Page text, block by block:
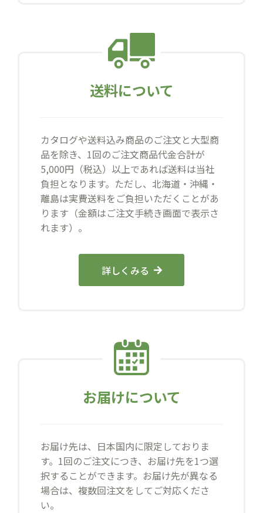
送料について
カタログや送料込み商品のご注文と大型商
品を除き、1回のご注文商品代金合計が
5,000円（税込）以上であれば送料は当社
負担となります。ただし、北海道・沖縄・
離島は実費送料をご負担いただくことがあ
ります（金額はご注文手続き画面で表示さ
れます）。
詳しくみる
お届けについて
お届け先は、日本国内に限定しておりま
す。1回のご注文につき、お届け先を1つ選
択することができます。お届け先が異なる
場合は、複数回注文をしてご対応くださ
い。